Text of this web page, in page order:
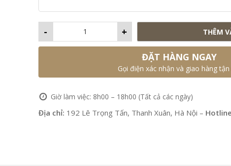
+
- THÊM
ĐẶT HÀNG NGAY
Gọi điện xác nhận và giao hàng
Giờ làm việc: 8h00 – 18h00 (Tất cả các ngày)
Địa chỉ: 192 Lê Trọng Tấn, Thanh Xuân, Hà Nội –